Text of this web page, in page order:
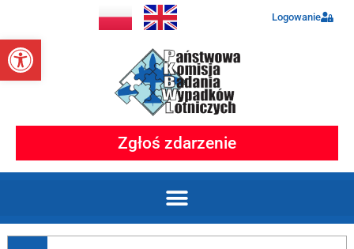
Otwórz pasek narzędzi
Logowanie
Zgłoś zdarzenie